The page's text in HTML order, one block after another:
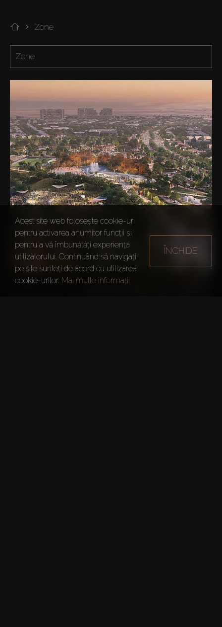
Zone
Yas Island
Acest site web folosește cookie-uri
pentru activarea anumitor funcții și
pentru a vă îmbunătăți experiența
utilizatorului. Continuând să navigați
pe site sunteți de acord cu utilizarea
cookie-urilor. Mai multe informații
ÎNCHIDE